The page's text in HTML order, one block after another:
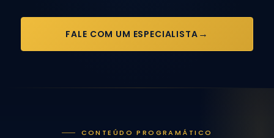
FALE COM UM ESPECIALISTA
CONTEÚDO PROGRAMÁTICO